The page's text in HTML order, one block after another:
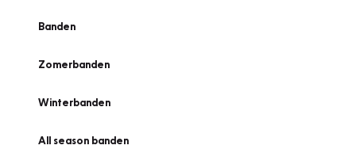
Banden
Zomerbanden
Winterbanden
All season banden